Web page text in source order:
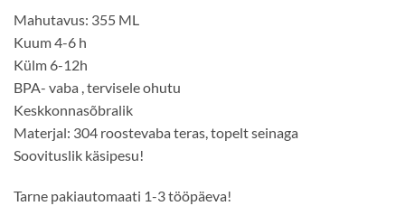
Mahutavus: 355 ML
Kuum 4-6 h
Külm 6-12h
BPA- vaba , tervisele ohutu
Keskkonnasõbralik
Materjal: 304 roostevaba teras, topelt seinaga
Soovituslik käsipesu!
Tarne pakiautomaati 1-3 tööpäeva!